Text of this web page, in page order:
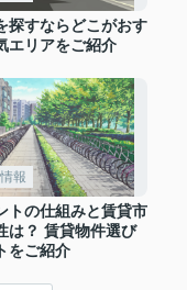
探すならどこがおす
エリアをご紹介
報
トの仕組みと賃貸市
は？ 賃貸物件選び
をご紹介